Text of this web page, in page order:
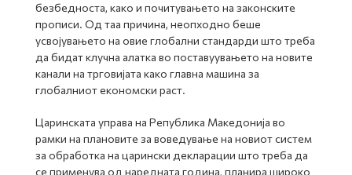
безбедноста, како и почитувањето на законските
прописи. Од таа причина, неопходно беше
усвојувањето на овие глобални стандарди што треба
да бидат клучна алатка во поставуувањето на новите
канали на трговијата како главна машина за
глобалниот економски раст.
Царинската управа на Република Македонија во
рамки на плановите за воведување на новиот систем
за обработка на царински декларации што треба да
се применува од наредната година, планира широко